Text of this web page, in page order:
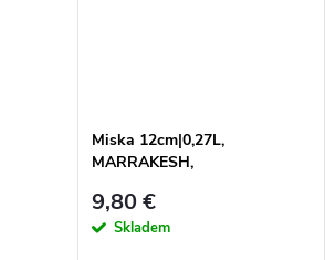
Miska 12cm|0,27L,
MARRAKESH,
Blanc|Costa Nova
9,80 €
Skladem